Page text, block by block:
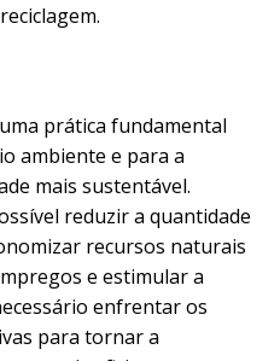
prática fundamental
ambiente e para a
mais sustentável.
reduzir a quantidade
recursos naturais
e estimular a
enfrentar os
para tornar a